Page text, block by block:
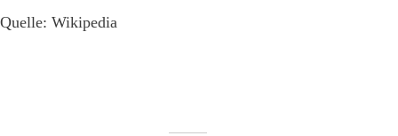
Quelle: Wikipedia